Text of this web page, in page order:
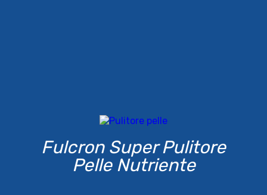
Fulcron Super Pulitore
Pelle Nutriente